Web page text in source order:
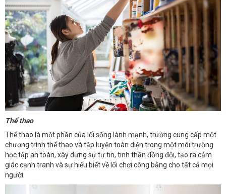
Thể thao
Thể thao là một phần của lối sống lành mạnh, trường cung cấp một
chương trình thể thao và tập luyện toàn diện trong một môi trường
học tập an toàn, xây dựng sự tự tin, tinh thần đồng đội, tạo ra cảm
giác cạnh tranh và sự hiểu biết về lối chơi công bằng cho tất cả mọi
người.